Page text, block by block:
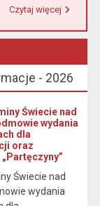
Czytaj więcej
- 2026
Świecie nad
wydania
dla
oraz
Świecie nad
wydania